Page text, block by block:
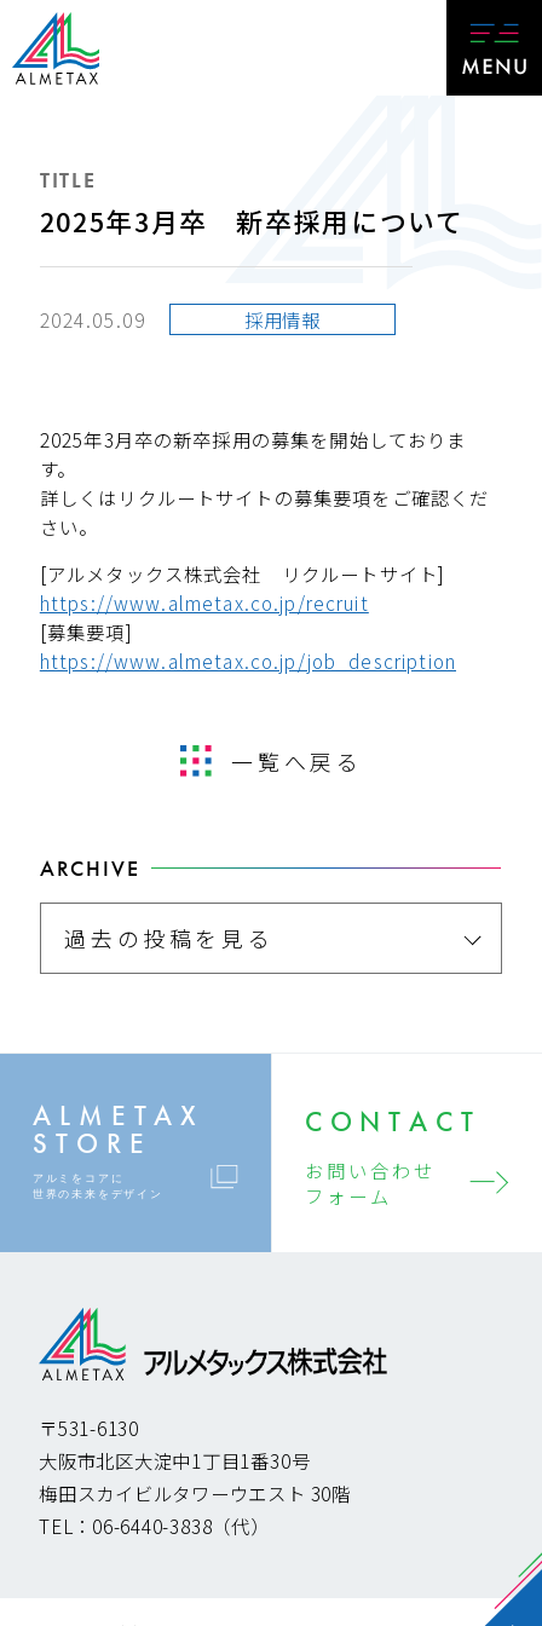
TITLE
2025年3月卒 新卒採用について
2024.05.09 採用情報
2025年3月卒の新卒採用の募集を開始しておりま
す。
詳しくはリクルートサイトの募集要項をご確認くだ
さい。
[アルメタックス株式会社 リクルートサイト]
https://www.almetax.co.jp/recruit
[募集要項]
https://www.almetax.co.jp/job_description
一覧へ戻る
ARCHIVE
過去の投稿を見る
ALMETAX
STORE
アルミをコアに
世界の未来をデザイン
CONTACT
お問い合わせ
フォーム
〒531-6130
大阪市北区大淀中1丁目1番30号
梅田スカイビルタワーウエスト 30階
TEL： 06-6440-3838 （代）